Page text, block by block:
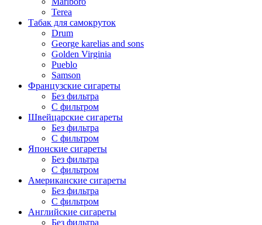
Terea
Табак для самокруток
Drum
George karelias and sons
Golden Virginia
Pueblo
Samson
Французские сигареты
Без фильтра
С фильтром
Швейцарские сигареты
Без фильтра
С фильтром
Японские сигареты
Без фильтра
С фильтром
Американские сигареты
Без фильтра
С фильтром
Английские сигареты
Без фильтра